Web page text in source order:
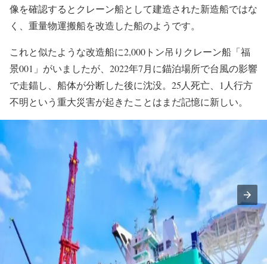
像を確認するとクレーン船として建造された新造船ではな
く、重量物運搬船を改造した船のようです。
これと似たような改造船に2,000トン吊りクレーン船「福
景001」がいましたが、2022年7月に錨泊場所で台風の影響
で走錨し、船体が分断した後に沈没。25人死亡、1人行方
不明という重大災害が起きたことはまだ記憶に新しい。